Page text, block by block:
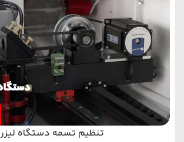
تنظیم تسمه دستگاه لیزر